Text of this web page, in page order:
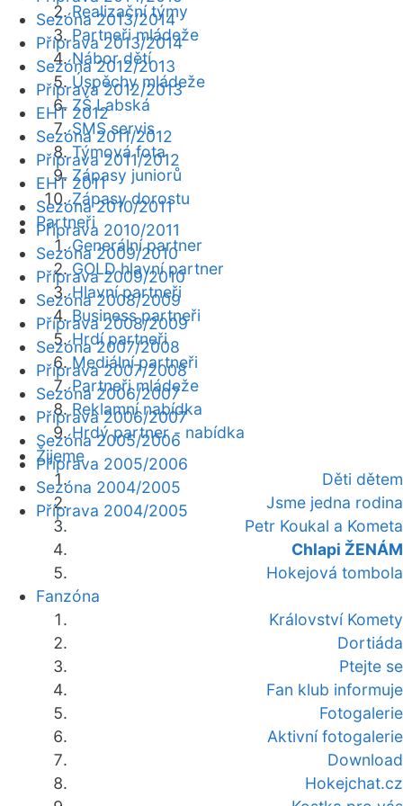
Realizační týmy
Partneři mládeže
Nábor dětí
Úspěchy mládeže
ZŠ Labská
SMS servis
Týmová fota
Zápasy juniorů
Zápasy dorostu
Partneři
Generální partner
GOLD hlavní partner
Hlavní partneři
Business partneři
Hrdí partneři
Mediální partneři
Partneři mládeže
Reklamní nabídka
Hrdý partner - nabídka
Žijeme
Děti dětem
Jsme jedna rodina
Petr Koukal a Kometa
Chlapi ŽENÁM
Hokejová tombola
Fanzóna
Království Komety
Dortiáda
Ptejte se
Fan klub informuje
Fotogalerie
Aktivní fotogalerie
Download
Hokejchat.cz
Sezóna 2013/2014
Příprava 2013/2014
Sezóna 2012/2013
Příprava 2012/2013
EHT 2012
Sezóna 2011/2012
Příprava 2011/2012
EHT 2011
Sezóna 2010/2011
Příprava 2010/2011
Sezóna 2009/2010
Příprava 2009/2010
Sezóna 2008/2009
Příprava 2008/2009
Sezóna 2007/2008
Příprava 2007/2008
Sezóna 2006/2007
Příprava 2006/2007
Sezóna 2005/2006
Příprava 2005/2006
Sezóna 2004/2005
Příprava 2004/2005